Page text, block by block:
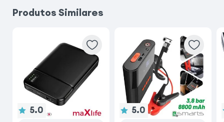
Produtos Similares
5.0 5.0